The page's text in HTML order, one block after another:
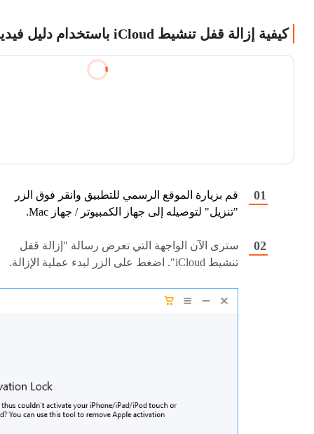
كيفية إزالة قفل تنشيط iCloud باستخدام دليل فيديو
قم بزيارة الموقع الرسمي للتطبيق وانقر فوق الزر
"تنزيل" لتوصيله إلى جهاز الكمبيوتر / جهاز Mac.
سترى الآن الواجهة التي تعرض رسالة "إزالة قفل
تنشيط iCloud". اضغط على الزر لبدء عملية الإزالة.